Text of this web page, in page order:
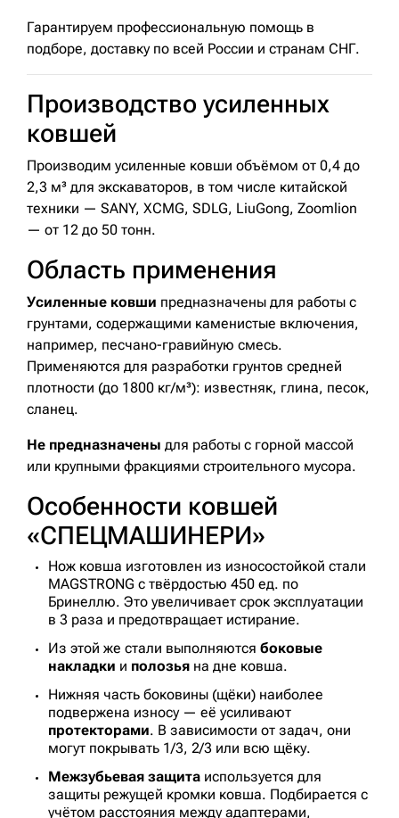
Гарантируем профессиональную помощь в
подборе, доставку по всей России и странам СНГ.
Производство усиленных
ковшей
Производим усиленные ковши объёмом от 0,4 до
2,3 м³ для экскаваторов, в том числе китайской
техники — SANY, XCMG, SDLG, LiuGong, Zoomlion
— от 12 до 50 тонн.
Область применения
Усиленные ковши предназначены для работы с
грунтами, содержащими каменистые включения,
например, песчано-гравийную смесь.
Применяются для разработки грунтов средней
плотности (до 1800 кг/м³): известняк, глина, песок,
сланец.
Не предназначены для работы с горной массой
или крупными фракциями строительного мусора.
Особенности ковшей
«СПЕЦМАШИНЕРИ»
Нож ковша изготовлен из износостойкой стали
MAGSTRONG с твёрдостью 450 ед. по
Бринеллю. Это увеличивает срок эксплуатации
в 3 раза и предотвращает истирание.
Из этой же стали выполняются боковые
накладки и полозья на дне ковша.
Нижняя часть боковины (щёки) наиболее
подвержена износу — её усиливают
протекторами. В зависимости от задач, они
могут покрывать 1/3, 2/3 или всю щёку.
Межзубьевая защита используется для
защиты режущей кромки ковша. Подбирается с
учётом расстояния между адаптерами,